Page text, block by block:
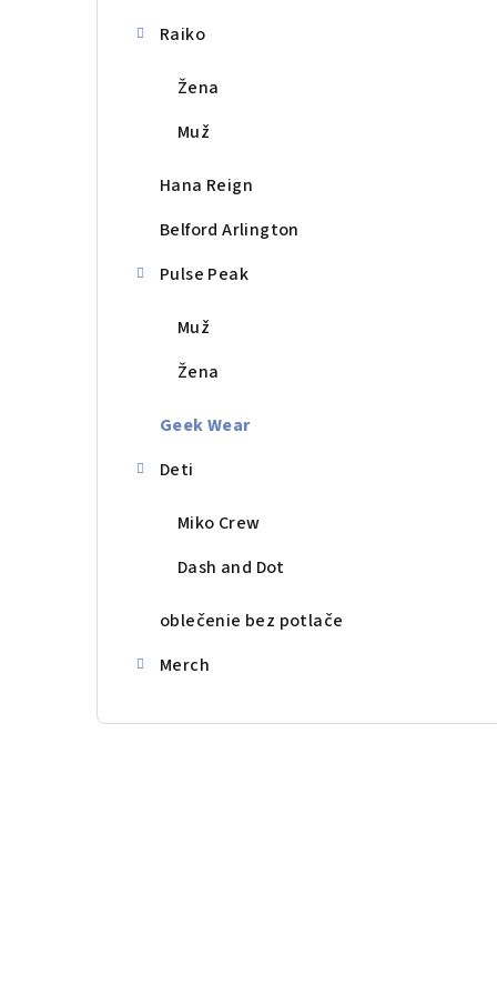
Raiko
Žena
Muž
Hana Reign
Belford Arlington
Pulse Peak
Muž
Žena
Geek Wear
Deti
Miko Crew
Dash and Dot
oblečenie bez potlače
Merch